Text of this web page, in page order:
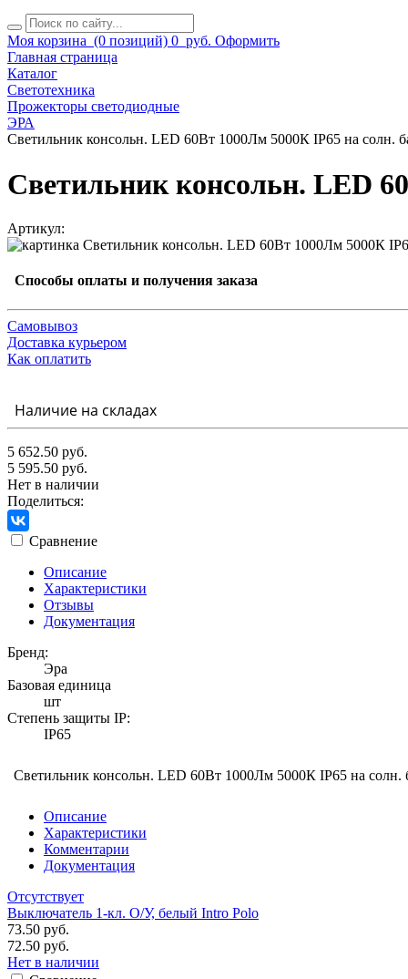
Моя корзина (0 позиций) 0 руб. Оформить
Главная страница
Каталог
Светотехника
Прожекторы светодиодные
ЭРА
Светильник консольн. LED 60Вт 1000Лм 5000К IP65 на солн.
Светильник консольн. LED
Артикул:
Способы оплаты и получения заказа
Самовывоз
Доставка курьером
Как оплатить
Наличие на складах
5 652.50 руб.
5 595.50 руб.
Нет в наличии
Поделиться:
Сравнение
Описание
Характеристики
Отзывы
Документация
Бренд:
Эра
Базовая единица
шт
Степень защиты IP:
IP65
Светильник консольн. LED 60Вт 1000Лм 5000К IP65 на
Описание
Характеристики
Комментарии
Документация
Отсутствует
Выключатель 1-кл. O/У, белый Intro Polo
73.50 руб.
72.50 руб.
Нет в наличии